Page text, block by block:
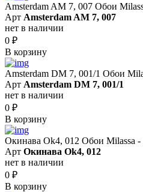
Amsterdam AM 7, 007 Обои
Арт Amsterdam AM 7, 007
нет в наличии
0 ₽
В корзину
Amsterdam DM 7, 001/1 Обои
Арт Amsterdam DM 7, 001/1
нет в наличии
0 ₽
В корзину
Окинава Ok4, 012 Обои Milassa
Арт Окинава Ok4, 012
нет в наличии
0 ₽
В корзину